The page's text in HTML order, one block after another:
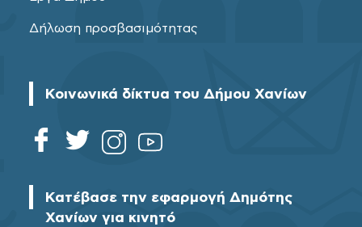
Δήλωση προσβασιμότητας
Κοινωνικά δίκτυα του Δήμου Χανίων
Κατέβασε την εφαρμογή Δημότης
Χανίων για κινητό